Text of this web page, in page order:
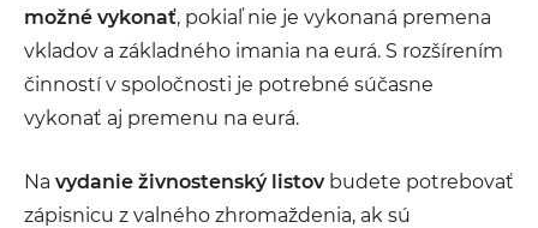
možné vykonať, pokiaľ nie je vykonaná premena
vkladov a základného imania na eurá. S rozšírením
činností v spoločnosti je potrebné súčasne
vykonať aj premenu na eurá.
Na vydanie živnostenský listovbudete potrebovať
zápisnicu z valného zhromaždenia, ak sú